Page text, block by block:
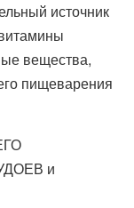
источник
вещества,
пищеварения
и